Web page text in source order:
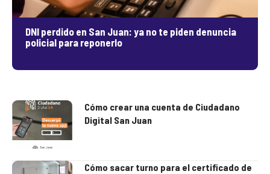
DNI perdido en San Juan: ya no te piden denuncia
policial para reponerlo
Cómo crear una cuenta de Ciudadano
Digital San Juan
Cómo sacar turno para el certificado de